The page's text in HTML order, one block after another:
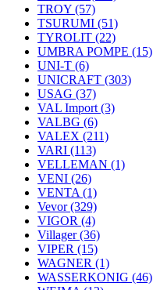
TROY (57)
TSURUMI (51)
TYROLIT (22)
UMBRA POMPE (15)
UNI-T (6)
UNICRAFT (303)
USAG (37)
VAL Import (3)
VALBG (6)
VALEX (211)
VARI (113)
VELLEMAN (1)
VENI (26)
VENTA (1)
Vevor(329)
VIGOR (4)
Villager(36)
VIPER (15)
WAGNER (1)
WASSERKONIG (46)